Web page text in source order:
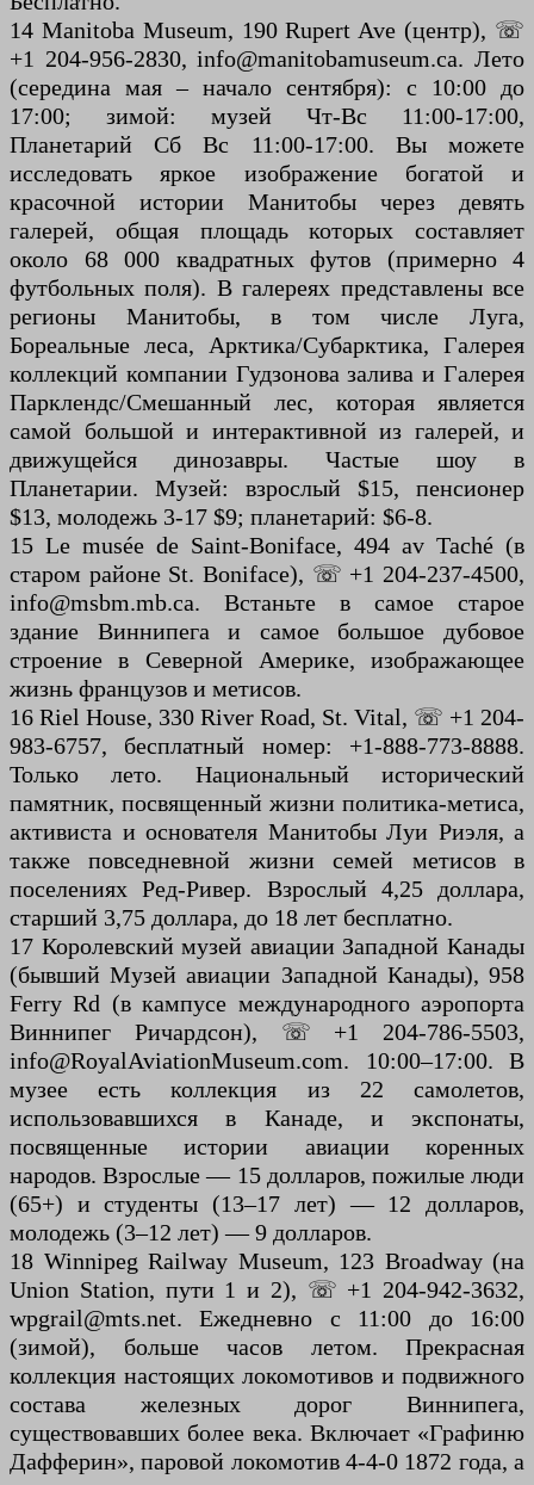
14 Manitoba Museum, 190 Rupert Ave (центр), ☏
+1 204-956-2830, info@manitobamuseum.ca. Лето
(середина мая – начало сентября): с 10:00 до
17:00; зимой: музей Чт-Вс 11:00-17:00,
Планетарий Сб Вс 11:00-17:00. Вы можете
исследовать яркое изображение богатой и
красочной истории Манитобы через девять
галерей, общая площадь которых составляет
около 68 000 квадратных футов (примерно 4
футбольных поля). В галереях представлены все
регионы Манитобы, в том числе Луга,
Бореальные леса, Арктика/Субарктика, Галерея
коллекций компании Гудзонова залива и Галерея
Парклендс/Смешанный лес, которая является
самой большой и интерактивной из галерей, и
движущейся динозавры. Частые шоу в
Планетарии. Музей: взрослый $15, пенсионер
$13, молодежь 3-17 $9; планетарий: $6-8.
15 Le musée de Saint-Boniface, 494 av Taché (в
старом районе St. Boniface), ☏ +1 204-237-4500,
info@msbm.mb.ca. Встаньте в самое старое
здание Виннипега и самое большое дубовое
строение в Северной Америке, изображающее
жизнь французов и метисов.
16 Riel House, 330 River Road, St. Vital, ☏ +1 204-
983-6757, бесплатный номер: +1-888-773-8888.
Только лето. Национальный исторический
памятник, посвященный жизни политика-метиса,
активиста и основателя Манитобы Луи Риэля, а
также повседневной жизни семей метисов в
поселениях Ред-Ривер. Взрослый 4,25 доллара,
старший 3,75 доллара, до 18 лет бесплатно.
17 Королевский музей авиации Западной Канады
(бывший Музей авиации Западной Канады), 958
Ferry Rd (в кампусе международного аэропорта
Виннипег Ричардсон), ☏ +1 204-786-5503,
info@RoyalAviationMuseum.com. 10:00–17:00. В
музее есть коллекция из 22 самолетов,
использовавшихся в Канаде, и экспонаты,
посвященные истории авиации коренных
народов. Взрослые — 15 долларов, пожилые люди
(65+) и студенты (13–17 лет) — 12 долларов,
молодежь (3–12 лет) — 9 долларов.
18 Winnipeg Railway Museum, 123 Broadway (на
Union Station, пути 1 и 2), ☏ +1 204-942-3632,
wpgrail@mts.net. Ежедневно с 11:00 до 16:00
(зимой), больше часов летом. Прекрасная
коллекция настоящих локомотивов и подвижного
состава железных дорог Виннипега,
существовавших более века. Включает «Графиню
Дафферин», паровой локомотив 4-4-0 1872 года, а